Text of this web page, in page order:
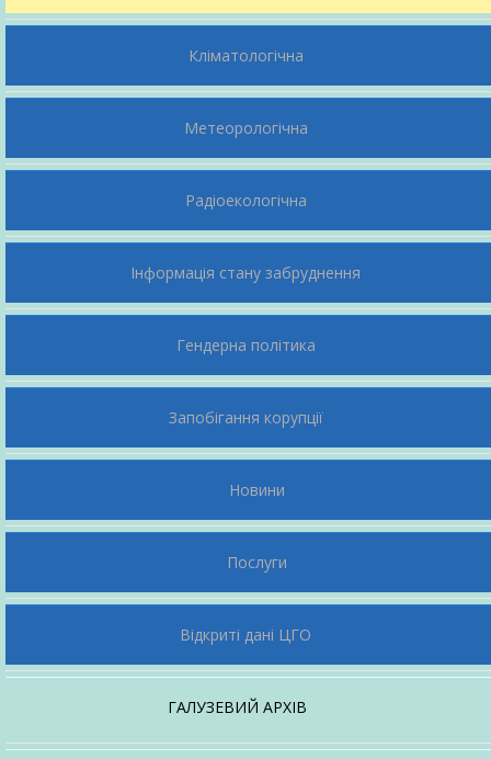
Публікації
Історія ЦГО
Положення
Абетка безпеки
Мережа
Енергетичний менеджмент
Контакти
Для громадян
Кліматологічна
Метеорологічна
Радіоекологічна
Інформація стану забруднення
Гендерна політика
Запобігання корупції
Новини
Послуги
Відкриті дані ЦГО
ГАЛУЗЕВИЙ АРХІВ